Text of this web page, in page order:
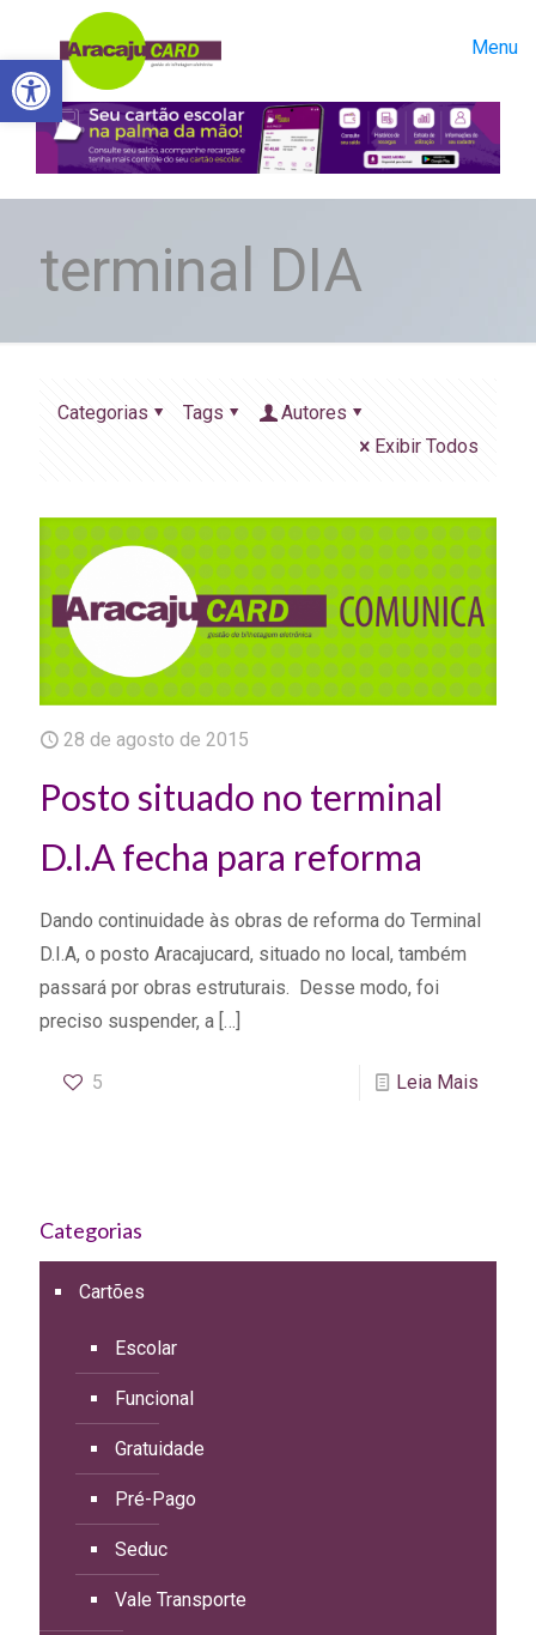
Abrir a barra de ferramentas
Menu
terminal DIA
Categorias Tags
Autores
Exibir Todos
28 de agosto de 2015
Posto situado no terminal
D.I.A fecha para reforma
Dando continuidade às obras de reforma do Terminal
D.I.A, o posto Aracajucard, situado no local, também
passará por obras estruturais. Desse modo, foi
preciso suspender, a […]
5 Leia Mais
Categorias
Cartões
Escolar
Funcional
Gratuidade
Pré-Pago
Seduc
Vale Transporte